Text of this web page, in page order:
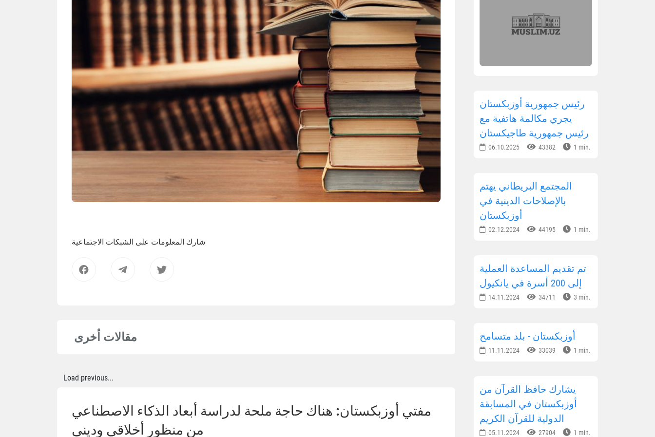
شارك المعلومات على الشبكات الاجتماعية
مقالات أخرى
Load previous...
مفتي أوزبكستان: هناك حاجة ملحة لدراسة أبعاد الذكاء الاصطناعي
من منظور أخلاقي وديني
رئيس جمهورية أوزبكستان
يجري مكالمة هاتفية مع
رئيس جمهورية طاجيكستان
06.10.2025 43382 1 min.
المجتمع البريطاني يهتم
بالإصلاحات الدينية في
أوزبكستان
02.12.2024 44195 1 min.
تم تقديم المساعدة العملية
إلى 200 أسرة في يانكيول
14.11.2024 34711 3 min.
أوزبكستان - بلد متسامح
11.11.2024 33039 1 min.
يشارك حافظ القرآن من
أوزبكستان في المسابقة
الدولية للقرآن الكريم
05.11.2024 27904 1 min.